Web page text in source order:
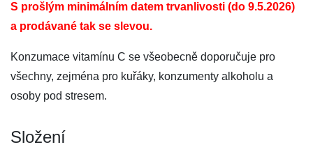
S prošlým minimálním datem trvanlivosti (do 9.5.2026)
a prodávané tak se slevou.
Konzumace vitamínu C se všeobecně doporučuje pro
všechny, zejména pro kuřáky, konzumenty alkoholu a
osoby pod stresem.
Složení